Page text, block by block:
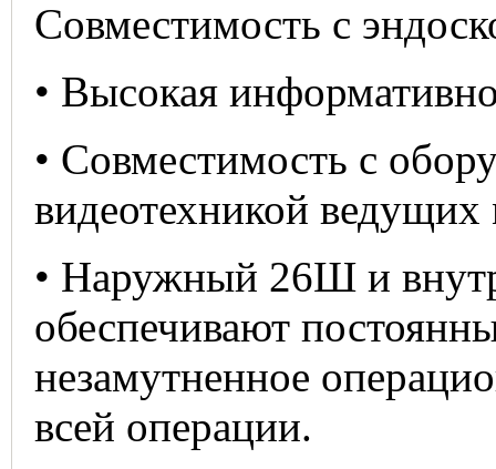
Совместимость с
• Высокая
• Совместимость с
видеотехникой
• Наружный 26Ш и
обеспечивают
незамутненное
всей операции.